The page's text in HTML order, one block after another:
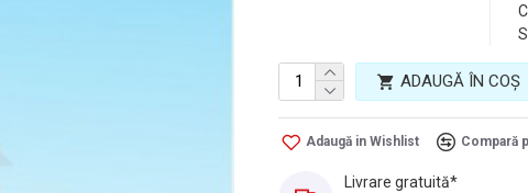
ADAUGĂ ÎN COŞ
Adaugă in Wishlist Compară
Livrare gratuită*